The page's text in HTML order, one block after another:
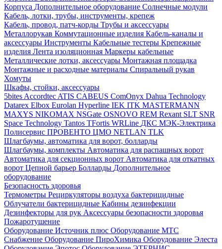
Корпуса Дополнительное оборудование Солнечные модули
Кабель, лотки, трубы, инструменты, крепеж
Кабель, провод, патч-корды Трубы и аксессуары
Металлорукав Коммутационные изделия Кабель-каналы и
аксессуары Инструменты Кабельные тестеры Крепежные
изделия Лента изоляционная Маркеры кабельные
Металлические лотки, аксессуары Монтажная площадка
Монтажные и расходные материалы Спиральный рукав
Хомуты
Шкафы, стойки, аксессуары
5bites Accordtec ATIS CABEUS ComOnyx Dahua Technology
Datarex Elbox Eurolan Hyperline IEK ITK MASTERMANN
MAXYS NIKOMAX NSGate OSNOVO REM Rexant SLT SNR
Space Technology Tantos TFortis WRLine ДКС МЭК-Электрика
Полисервис ПРОВЕНТО ЦМО NETLAN TLK
Шлагбаумы, автоматика для ворот, болларды
Шлагбаумы, комплекты Автоматика для распашных ворот
Автоматика для секционных ворот Автоматика для откатных
ворот Цепной барьер Болларды Дополнительное
оборудование
Безопасность здоровья
Термометры Рециркуляторы воздуха бактерицидные
Облучатели бактерицидные Кабины дезинфекции
Дезинфекторы для рук Аксессуары безопасности здоровья
Пожаротушение
Оборудование Источник плюс Оборудование МТС
Снабжение Оборудование ПироХимика Оборудование Элеста